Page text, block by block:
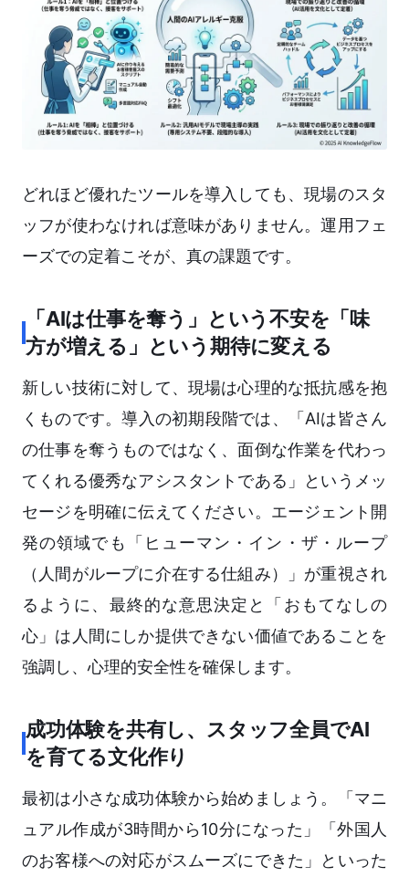
どれほど優れたツールを導入しても、現場のスタ
ッフが使わなければ意味がありません。運用フェ
ーズでの定着こそが、真の課題です。
「AIは仕事を奪う」という不安を「味
方が増える」という期待に変える
新しい技術に対して、現場は心理的な抵抗感を抱
くものです。導入の初期段階では、「AIは皆さん
の仕事を奪うものではなく、面倒な作業を代わっ
てくれる優秀なアシスタントである」というメッ
セージを明確に伝えてください。エージェント開
発の領域でも「ヒューマン・イン・ザ・ループ
（人間がループに介在する仕組み）」が重視され
るように、最終的な意思決定と「おもてなしの
心」は人間にしか提供できない価値であることを
強調し、心理的安全性を確保します。
成功体験を共有し、スタッフ全員でAI
を育てる文化作り
最初は小さな成功体験から始めましょう。「マニ
ュアル作成が3時間から10分になった」「外国人
のお客様への対応がスムーズにできた」といった